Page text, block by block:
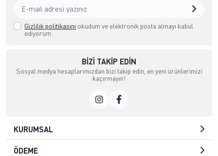
Gizlilik politikasını okudum ve elektronik posta almayı kabul
ediyorum.
BIZI TAKIP EDIN
Sosyal medya hesaplarımızdan bizi takip edin, en yeni ürünlerimizi
kaçırmayın!
KURUMSAL
ÖDEME